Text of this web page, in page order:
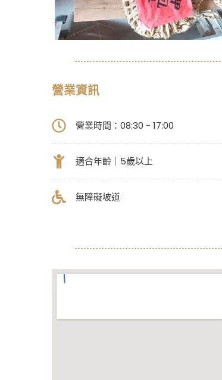
營業資訊
營業時間：08:30 - 17:00
適合年齡｜5歲以上
無障礙坡道